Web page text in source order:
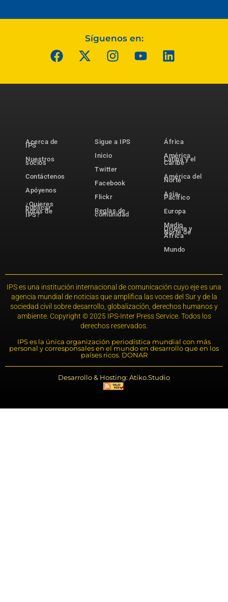
Síguenos en:
Acerca de
IPS
Nuestros
socios
Contáctenos
Apóyenos
¿Quieres
publicar
notas de
IPS?
Sigue a IPS
Inicio
Twitter
Facebook
Flickr
Reglas de
comunidad
África
América
Latina y el
Caribe
América del
Norte
Asia-
Pacífico
Europa
Medio
Oriente y
Norte de
África
Mundo
IPS es una institución internacional de comunicación cuyo eje es una
agencia mundial de noticias que amplifica las voces del Sur y de la
sociedad civil sobre desarrollo, globalización, derechos humanos y
ambiente. Copyright © 2025 IPS-Inter Press Service. Todos los
derechos reservados.
IPS es la única organización periodística mundial con más
personal y corresponsales en el mundo en desarrollo que en los
países ricos. DONAR
Desarrollo & Hosting: Atiko.Studio